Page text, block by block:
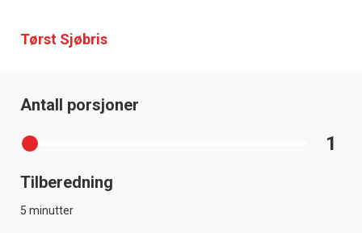
Tørst Sjøbris
Antall porsjoner
1
Tilberedning
5 minutter